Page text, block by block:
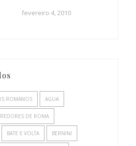
fevereiro 4, 2010
ROMANOS AGUA
DE ROMA
BATE E VOLTA BERNINI